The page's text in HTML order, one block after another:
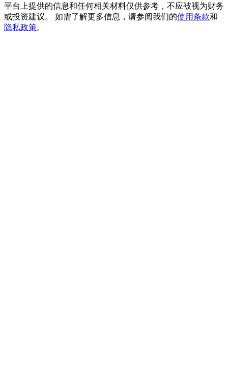
BitMart 用戶遷移專享
平台上提供的信息和任何相关材料仅供参考，不应被视为财务
或投资建议。 如需了解更多信息，请参阅我们的使用条款和
隐私政策。